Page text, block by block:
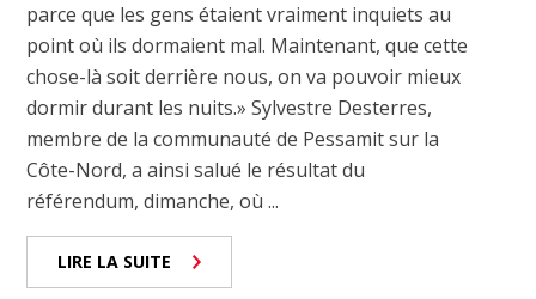
parce que les gens étaient vraiment inquiets au
point où ils dormaient mal. Maintenant, que cette
chose-là soit derrière nous, on va pouvoir mieux
dormir durant les nuits.» Sylvestre Desterres,
membre de la communauté de Pessamit sur la
Côte-Nord, a ainsi salué le résultat du
référendum, dimanche, où ...
LIRE LA SUITE